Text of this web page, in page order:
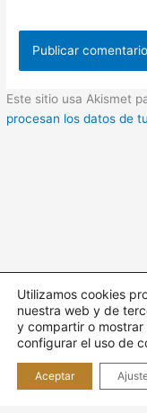
Este sitio usa Akismet
procesan los datos de
Todos los derechos
Utilizamos cookies
nuestra web y de
y compartir o
configurar el uso de
Aceptar